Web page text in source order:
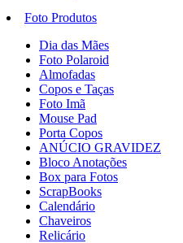
Foto Produtos
Dia das Mães
Foto Polaroid
Almofadas
Copos e Taças
Foto Imã
Mouse Pad
Porta Copos
ANÚCIO GRAVIDEZ
Bloco Anotações
Box para Fotos
ScrapBooks
Calendário
Chaveiros
Relicário